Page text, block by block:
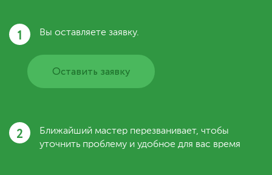
1 Вы оставляете заявку.
Оставить заявку
2
Ближайший мастер перезванивает, чтобы
уточнить проблему и удобное для вас время